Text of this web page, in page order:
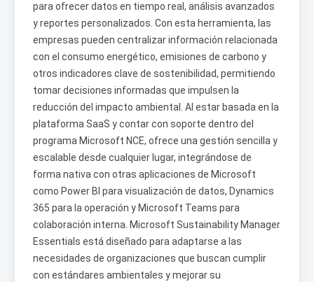
para ofrecer datos en tiempo real, análisis avanzados
y reportes personalizados. Con esta herramienta, las
empresas pueden centralizar información relacionada
con el consumo energético, emisiones de carbono y
otros indicadores clave de sostenibilidad, permitiendo
tomar decisiones informadas que impulsen la
reducción del impacto ambiental. Al estar basada en la
plataforma SaaS y contar con soporte dentro del
programa Microsoft NCE, ofrece una gestión sencilla y
escalable desde cualquier lugar, integrándose de
forma nativa con otras aplicaciones de Microsoft
como Power BI para visualización de datos, Dynamics
365 para la operación y Microsoft Teams para
colaboración interna. Microsoft Sustainability Manager
Essentials está diseñado para adaptarse a las
necesidades de organizaciones que buscan cumplir
con estándares ambientales y mejorar su